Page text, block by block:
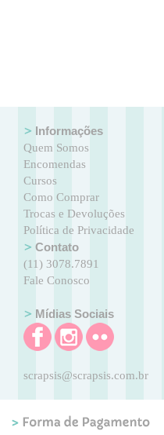
Informações
Quem Somos
Encomendas
Cursos
Como Comprar
Trocas e Devoluções
Política de Privacidade
Contato
(11) 3078.7891
Fale Conosco
Mídias Sociais
scrapsis@scrapsis.com.br